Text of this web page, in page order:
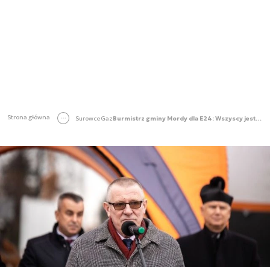
Strona główna SurowceGaz Burmistrz gminy Mordy dla E24: Wszyscy jesteśmy beneficjentami gazyfikacji